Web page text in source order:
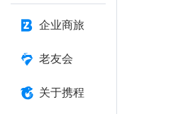
企业商旅
老友会
关于携程